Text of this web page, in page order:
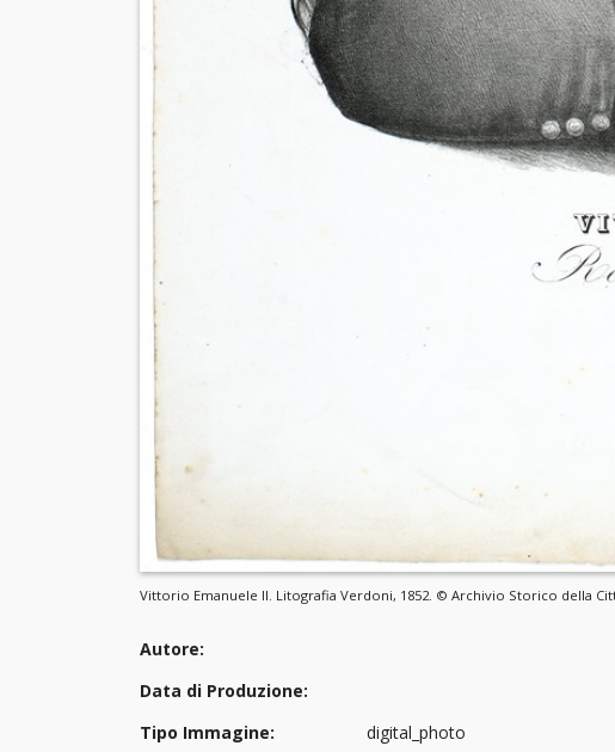
Vittorio Emanuele II. Litografia Verdoni, 1852. © Archivio Storico della
Autore:
Data di Produzione:
Tipo Immagine:
digital_photo